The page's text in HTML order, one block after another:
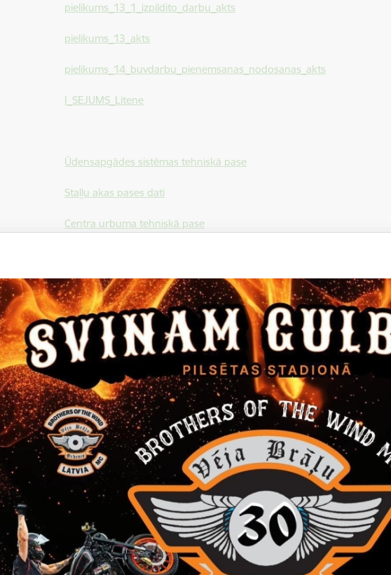
pielikums_13_1_izpildito_darbu_akts
pielikums_13_akts
pielikums_14_buvdarbu_pienemsanas_nodosanas_akts
I_SEJUMS_Litene
Ūdensapgādes sistēmas tehniskā pase
Staļļu akas pases dati
Centra urbuma tehniskā pase
Kanalizācijas sistēmas tehniskā pase
Jautājums Atbilde
Lūdzu sniegt skaidrojumu par
Lokālās tāmes 7-2 1.2.
pozīciju „Gruntsūdens līmeņa
pazemināšana” -nav norādīts
apjoms un mērvienība, kā
Lokālās tāmes 7-2
paredzēta vienai sūkņu
līmeņa pazemināšana” ir
nepieciešams 1 komplekts,
„KANALIZĀCIJAS SŪKŅU